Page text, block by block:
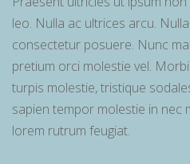
leo. Nulla ac ultrices arcu.
consectetur posuere. Nunc
pretium orci molestie vel.
turpis molestie, tristique
sapien tempor molestie in nec
lorem rutrum feugiat.